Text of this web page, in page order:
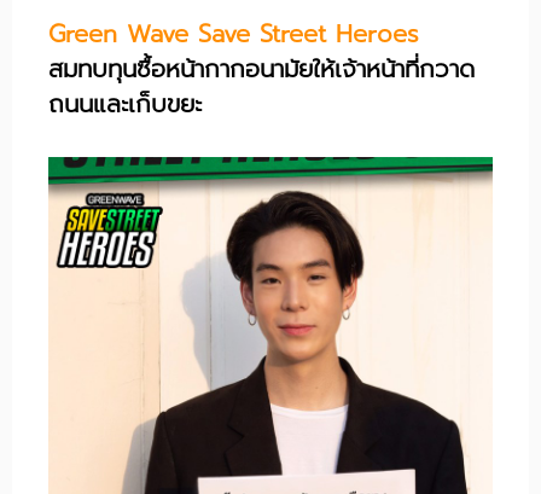
Green Wave Save Street Heroes
สมทบทุนซื้อหน้ากากอนามัยให้เจ้าหน้าที่กวาด
ถนนและเก็บขยะ